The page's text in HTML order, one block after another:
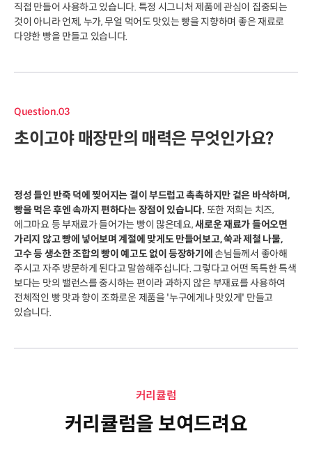
직접 만들어 사용하고 있습니다. 특정 시그니처 제품에 관심이 집중되는
것이 아니라 언제, 누가, 무얼 먹어도 맛있는 빵을 지향하며 좋은 재료로
다양한 빵을 만들고 있습니다.
Question.03
초이고야 매장만의 매력은 무엇인가요?
정성 들인 반죽 덕에 찢어지는 결이 부드럽고 촉촉하지만 겉은 바삭하며,
빵을 먹은 후엔 속까지 편하다는 장점이 있습니다. 또한 저희는 치즈,
에그마요 등 부재료가 들어가는 빵이 많은데요,새로운 재료가 들어오면
가리지 않고 빵에 넣어보며 계절에 맞게도 만들어보고, 쑥과 제철 나물,
고수 등 생소한 조합의 빵이 예고도 없이 등장하기에 손님들께서 좋아해
주시고 자주 방문하게 된다고 말씀해주십니다. 그렇다고 어떤 독특한 특색
보다는 맛의 밸런스를 중시하는 편이라 과하지 않은 부재료를 사용하여
전체적인 빵 맛과 향이 조화로운 제품을 '누구에게나 맛있게' 만들고
있습니다.
커리큘럼
커리큘럼을 보여드려요